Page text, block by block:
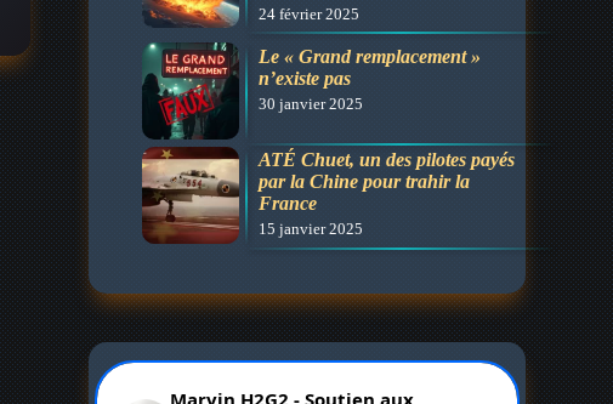
24 février 2025
Le « Grand remplacement »
n’existe pas
30 janvier 2025
ATÉ Chuet, un des pilotes payés
par la Chine pour trahir la
France
15 janvier 2025